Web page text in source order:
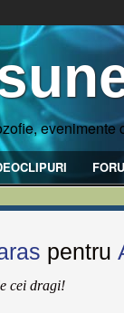
evenimente
pentru
cei dragi!